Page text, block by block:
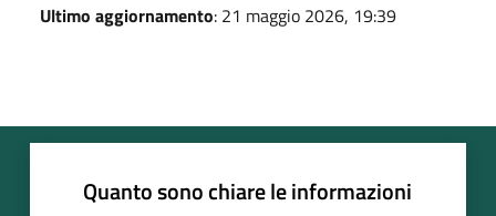
Ultimo aggiornamento: 21 maggio 2026, 19:39
Quanto sono chiare le informazioni